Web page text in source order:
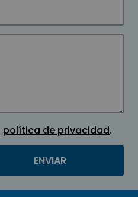
política de privacidad.